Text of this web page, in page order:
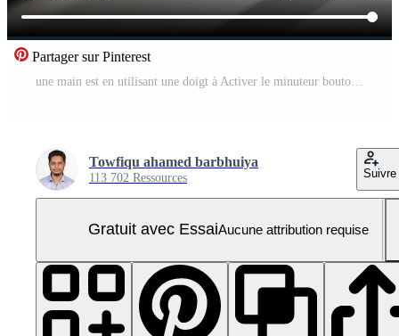
Partager sur Pinterest
Towfiqu ahamed barbhuiya
113 702 Ressources Suivre
Gratuit avec EssaiAucune attribution requise